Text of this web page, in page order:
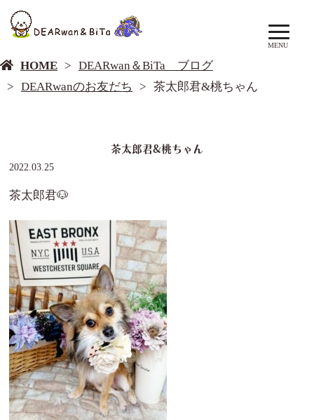
MENU
HOME
DEARwan＆BiTa ブログ
DEARwanのお友だち
茶太郎君&桃ちゃん
茶太郎君&桃ちゃん
2022.03.25
茶太郎君🐶